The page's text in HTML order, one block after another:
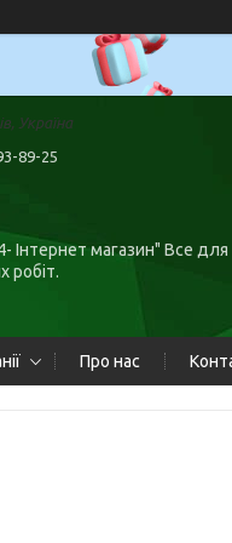
Україна
89-25
Інтернет магазин" Все для
робіт.
Про нас